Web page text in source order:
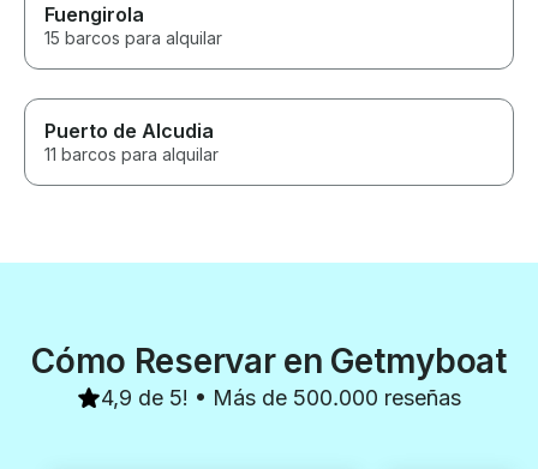
Fuengirola
15 barcos para alquilar
Puerto de Alcudia
11 barcos para alquilar
Cómo Reservar en Getmyboat
4,9 de 5! • Más de 500.000 reseñas